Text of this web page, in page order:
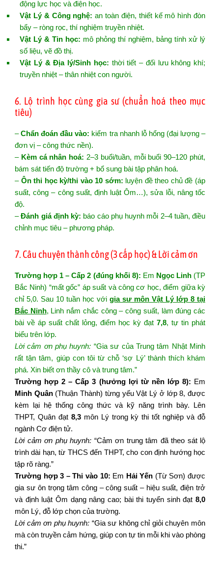
động lực học và điện học.
Vật Lý & Công nghệ: an toàn điện, thiết kế mô hình đòn
bẩy – ròng rọc, thí nghiệm truyền nhiệt.
Vật Lý & Tin học: mô phỏng thí nghiệm, bảng tính xử lý
số liệu, vẽ đồ thị.
Vật Lý & Địa lý/Sinh học: thời tiết – đối lưu không khí;
truyền nhiệt – thân nhiệt con người.
6. Lộ trình học cùng gia sư (chuẩn hoá theo mục
tiêu)
–Chẩn đoán đầu vào: kiểm tra nhanh lỗ hổng (đại lượng –
đơn vị – công thức nền).
– Kèm cá nhân hoá: 2–3 buổi/tuần, mỗi buổi 90–120 phút,
bám sát tiến độ trường + bổ sung bài tập phân hoá.
– Ôn thi học kỳ/thi vào 10 sớm: luyện đề theo chủ đề (áp
suất, công – công suất, định luật Ôm…), sửa lỗi, nâng tốc
độ.
–Đánh giá định kỳ: báo cáo phụ huynh mỗi 2–4 tuần, điều
chỉnh mục tiêu – phương pháp.
7. Câu chuyện thành công (3 cấp học) & Lời cảm ơn
Trường hợp 1 – Cấp 2 (đúng khối 8): Em Ngọc Linh(TP
Bắc Ninh) “mất gốc” áp suất và công cơ học, điểm giữa kỳ
chỉ 5,0. Sau 10 tuần học với gia sư môn Vật Lý lớp 8 tại
Bắc Ninh, Linh nắm chắc công – công suất, làm đúng các
bài về áp suất chất lỏng, điểm học kỳ đạt7,8, tự tin phát
biểu trên lớp.
Lời cảm ơn phụ huynh: “Gia sư của Trung tâm Nhật Minh
rất tận tâm, giúp con tôi từ chỗ ‘sợ Lý’ thành thích khám
phá. Xin biết ơn thầy cô và trung tâm.”
Trường hợp 2 – Cấp 3 (hưởng lợi từ nền lớp 8): Em
Minh Quân(Thuận Thành) từng yếu Vật Lý ở lớp 8, được
kèm lại hệ thống công thức và kỹ năng trình bày. Lên
THPT, Quân đạt 8,3môn Lý trong kỳ thi tốt nghiệp và đỗ
ngành Cơ điện tử.
Lời cảm ơn phụ huynh: “Cảm ơn trung tâm đã theo sát lộ
trình dài hạn, từ THCS đến THPT, cho con định hướng học
tập rõ ràng.”
Trường hợp 3 – Thi vào 10: Em Hải Yến (Từ Sơn) được
gia sư ôn trọng tâm công – công suất – hiệu suất, điện trở
và định luật Ôm dạng nâng cao; bài thi tuyển sinh đạt 8,0
môn Lý, đỗ lớp chọn của trường.
Lời cảm ơn phụ huynh: “Gia sư không chỉ giỏi chuyên môn
mà còn truyền cảm hứng, giúp con tự tin mỗi khi vào phòng
thi.”